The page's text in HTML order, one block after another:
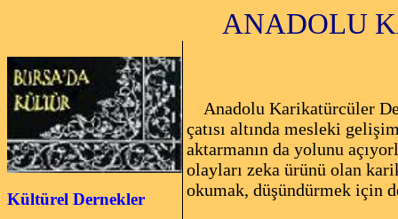
ANADOLU
Kültürel Dernekler
Anadolu Karikatürcüler
çatısı altında mesleki
aktarmanın da yolunu
olayları zeka ürünü olan
okumak, düşündürmek için